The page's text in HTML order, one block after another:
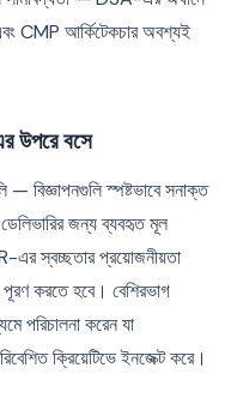
CMP আর্কিটেকচার অবশ্যই
উপরে বসে
বিজ্ঞাপনগুলি স্পষ্টভাবে সনাক্ত
ডেলিভারির জন্য ব্যবহৃত মূল
এর স্বচ্ছতার প্রয়োজনীয়তা
পূরণ করতে হবে। বেশিরভাগ
পরিচালনা করেন যা
ক্রিয়েটিভে ইনজেক্ট করে।